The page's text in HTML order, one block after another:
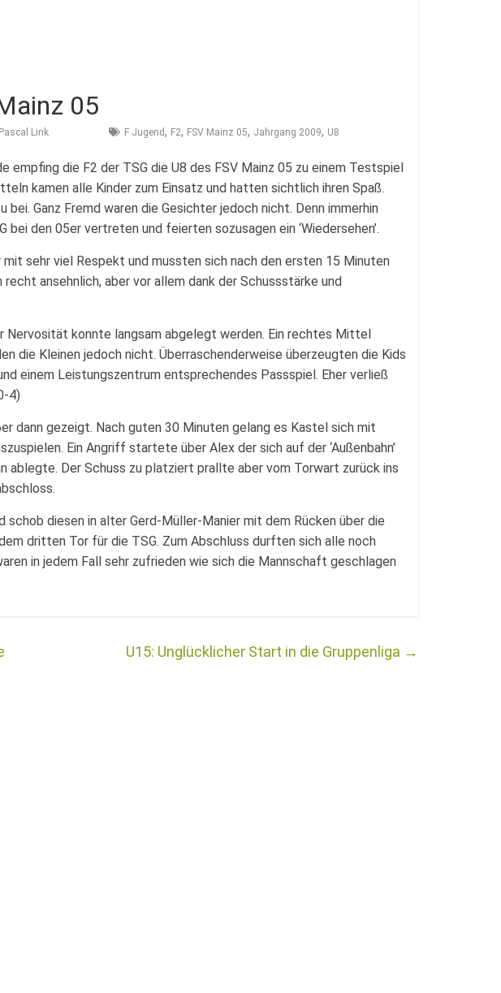
05
Pascal Link F Jugend, F2, FSV Mainz 05, Jahrgang 2009, U8
empfing die F2 der TSG die U8 des FSV Mainz 05 zu einem Testspiel
kamen alle Kinder zum Einsatz und hatten sichtlich ihren Spaß.
Ganz Fremd waren die Gesichter jedoch nicht. Denn immerhin
bei den 05er vertreten und feierten sozusagen ein ‘Wiedersehen’.
sehr viel Respekt und mussten sich nach den ersten 15 Minuten
ansehnlich, aber vor allem dank der Schussstärke und
Nervosität konnte langsam abgelegt werden. Ein rechtes Mittel
die Kleinen jedoch nicht. Überraschenderweise überzeugten die Kids
einem Leistungszentrum entsprechendes Passspiel. Eher verließ
4)
dann gezeigt. Nach guten 30 Minuten gelang es Kastel sich mit
Ein Angriff startete über Alex der sich auf der ‘Außenbahn’
Der Schuss zu platziert prallte aber vom Torwart zurück ins
schob diesen in alter Gerd-Müller-Manier mit dem Rücken über die
dritten Tor für die TSG. Zum Abschluss durften sich alle noch
in jedem Fall sehr zufrieden wie sich die Mannschaft geschlagen
U15: Unglücklicher Start in die Gruppenliga →